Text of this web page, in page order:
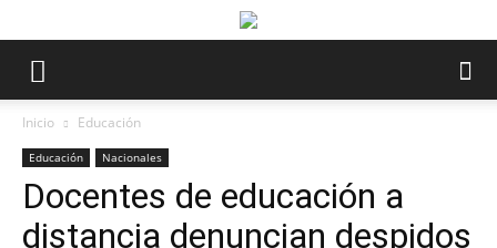
Inicio Educación
Educación Nacionales
Docentes de educación a
distancia denuncian despidos